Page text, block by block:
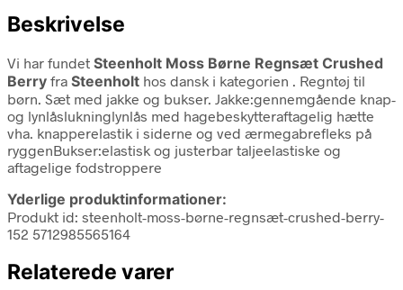
Beskrivelse
Vi har fundet Steenholt Moss Børne Regnsæt Crushed
Berry fra Steenholt hos dansk i kategorien . Regntøj til
børn. Sæt med jakke og bukser. Jakke:gennemgående knap-
og lynlåslukninglynlås med hagebeskytteraftagelig hætte
vha. knapperelastik i siderne og ved ærmegabrefleks på
ryggenBukser:elastisk og justerbar taljeelastiske og
aftagelige fodstroppere
Yderlige produktinformationer:
Produkt id: steenholt-moss-børne-regnsæt-crushed-berry-
152 5712985565164
Relaterede varer